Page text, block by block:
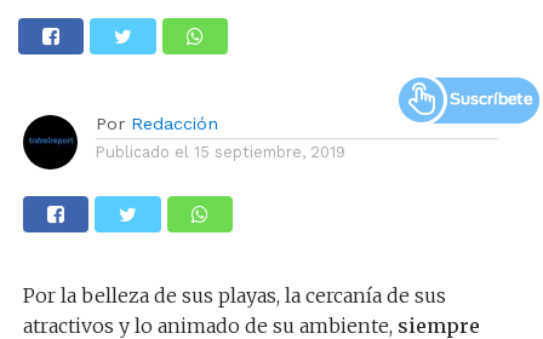
Por Redacción
Publicado el 15 septiembre, 2019
Por la belleza de sus playas, la cercanía de sus
atractivos y lo animado de su ambiente, siempre